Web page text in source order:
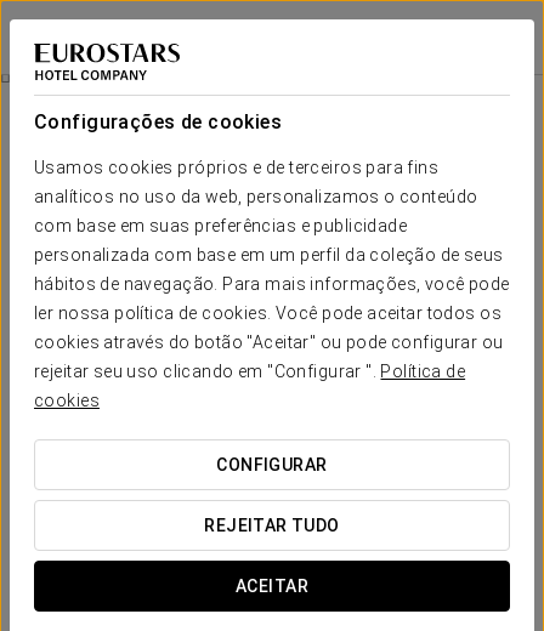
Configurações de cookies
Usamos cookies próprios e de terceiros para fins
analíticos no uso da web, personalizamos o conteúdo
com base em suas preferências e publicidade
personalizada com base em um perfil da coleção de seus
hábitos de navegação. Para mais informações, você pode
ler nossa política de cookies. Você pode aceitar todos os
cookies através do botão "Aceitar" ou pode configurar ou
rejeitar seu uso clicando em "Configurar ". Política de
cookies
CONFIGURAR
REJEITAR TUDO
ACEITAR
Eurostars Executive
BARCELONA - BARBERÀ DEL VALLÈS
Quartos
Quartos
O conforto e descanso que necessita
O Hotel Eurostars Executive dispõe de 118 quartos muito
luminosos, espaçosos e com todas as comodidades. Os
quartos contam com cama king size, banheira, mesa de
trabalho, roupão, WiFi e TV via satélite com canais
internacionais, entre outras facilidades.
SERVIÇOS EM DESTAQUE
Quartos